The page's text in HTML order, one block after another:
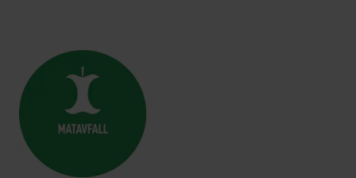
Betala din hyra i tid
Förbrukning el,
värme & vatten